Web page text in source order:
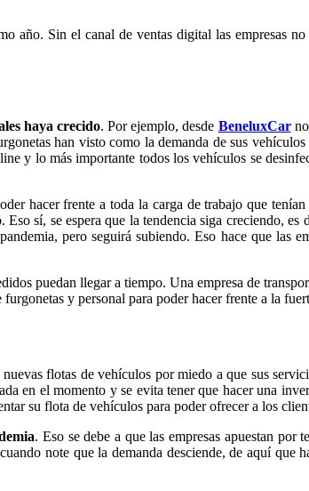
año. Sin el canal de ventas digital las empresas
haya crecido. Por ejemplo, desde BeneluxCar
han visto como la demanda de sus
y lo más importante todos los vehículos se
hacer frente a toda la carga de trabajo que
sí, se espera que la tendencia siga creciendo, es
pero seguirá subiendo. Eso hace que las
puedan llegar a tiempo. Una empresa de
y personal para poder hacer frente a la
flotas de vehículos por miedo a que sus
en el momento y se evita tener que hacer una
su flota de vehículos para poder ofrecer a los
. Eso se debe a que las empresas apuestan por
note que la demanda desciende, de aquí que